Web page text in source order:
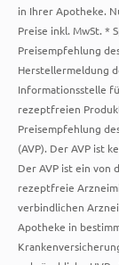
in Ihrer Apotheke.
Preise inkl. MwSt. *
Preisempfehlung
Herstellermeldung
Informationsstelle
rezeptfreien
Preisempfehlung
(AVP). Der AVP ist
Der AVP ist ein von
rezeptfreie
verbindlichen
Apotheke in